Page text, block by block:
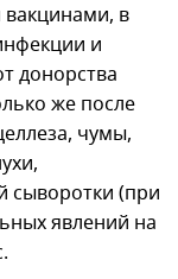
в
и
донорства
же после
чумы,
сыворотки (при
явлений на